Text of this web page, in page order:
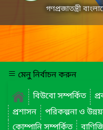
গণপ্রজাতন্ত্রী
মেনু নির্বাচন করুন
বিউবো সম্পর্কিত
প্রশাসন
পরিকল্পনা ও
কোম্পানি সম্পর্কিত